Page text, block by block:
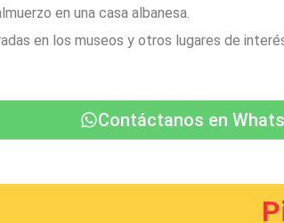
en una casa albanesa.
en los museos y otros lugares de
Contáctanos en